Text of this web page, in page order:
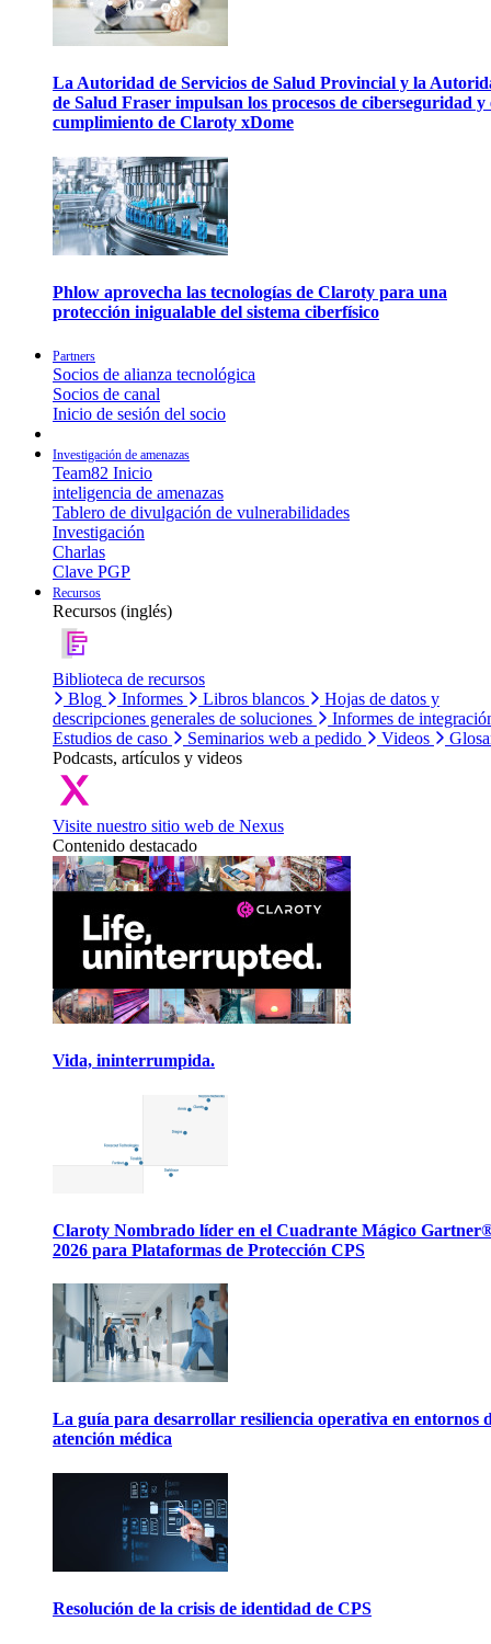
La Autoridad de Servicios de Salud Provincial y la
de Salud Fraser impulsan los procesos de ciberseguridad y
cumplimiento de Claroty xDome
Phlow aprovecha las tecnologías de Claroty para una
protección inigualable del sistema ciberfísico
Partners
Socios de alianza tecnológica
Socios de canal
Inicio de sesión del socio
Investigación de amenazas
Team82 Inicio
inteligencia de amenazas
Tablero de divulgación de vulnerabilidades
Investigación
Charlas
Clave PGP
Recursos
Recursos (inglés)
Biblioteca de recursos
Blog
Informes Libros blancos
Hojas de datos y
descripciones generales de soluciones
Informes de
Estudios de caso
Seminarios web a pedido Videos
Podcasts, artículos y videos
Visite nuestro sitio web de Nexus
Contenido destacado
Vida, ininterrumpida.
Claroty Nombrado líder en el Cuadrante Mágico
2026 para Plataformas de Protección CPS
La guía para desarrollar resiliencia operativa en entornos
atención médica
Resolución de la crisis de identidad de CPS